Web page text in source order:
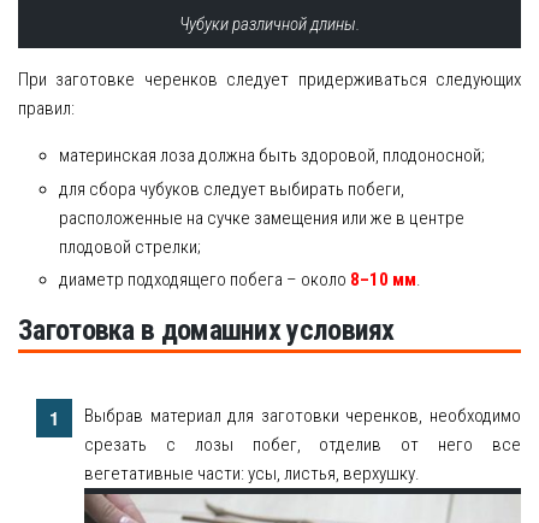
Чубуки различной длины.
При заготовке черенков следует придерживаться следующих
правил:
материнская лоза должна быть здоровой, плодоносной;
для сбора чубуков следует выбирать побеги,
расположенные на сучке замещения или же в центре
плодовой стрелки;
диаметр подходящего побега – около 8–10 мм.
Заготовка в домашних условиях
Выбрав материал для заготовки черенков, необходимо
срезать с лозы побег, отделив от него все
вегетативные части: усы, листья, верхушку.